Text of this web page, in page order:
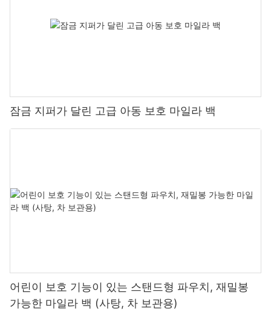
잠금 지퍼가 달린 고급 아동 보호 마일라 백
어린이 보호 기능이 있는 스탠드형 파우치, 재밀봉
가능한 마일라 백 (사탕, 차 보관용)